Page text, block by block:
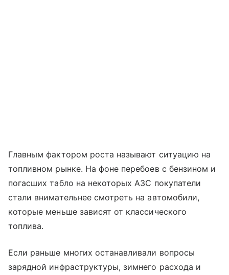
Главным фактором роста называют ситуацию на
топливном рынке. На фоне перебоев с бензином и
погасших табло на некоторых АЗС покупатели
стали внимательнее смотреть на автомобили,
которые меньше зависят от классического
топлива.
Если раньше многих останавливали вопросы
зарядной инфраструктуры, зимнего расхода и